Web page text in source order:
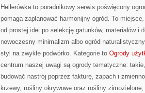
Hellerówka to poradnikowy serwis poświęcony
pomaga zaplanować harmonijny ogród. To
od prostej idei po selekcję gatunków, materiałów i
nowoczesny minimalizm albo ogród
styl na zwykłe podwórko. Kategorie to Ogrody
centrum naszej uwagi są ogrody tematyczne:
budować nastrój poprzez fakturę, zapach i
krzewy, rośliny okrywowe oraz rośliny